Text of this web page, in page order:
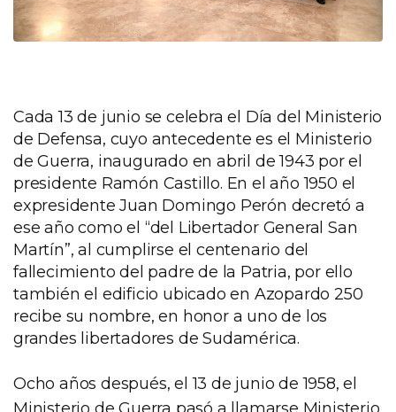
Cada 13 de junio se celebra el Día del Ministerio
de Defensa, cuyo antecedente es el Ministerio
de Guerra, inaugurado en abril de 1943 por el
presidente Ramón Castillo. En el año 1950 el
expresidente Juan Domingo Perón decretó a
ese año como el “del Libertador General San
Martín”, al cumplirse el centenario del
fallecimiento del padre de la Patria, por ello
también el edificio ubicado en Azopardo 250
recibe su nombre, en honor a uno de los
grandes libertadores de Sudamérica.
Ocho años después, el 13 de junio de 1958, el